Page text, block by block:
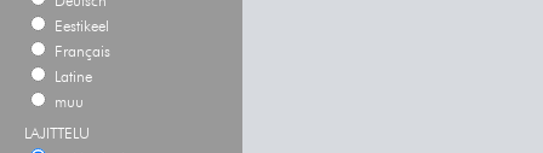
Eestikeel
Français
Latine
muu
LAJITTELU